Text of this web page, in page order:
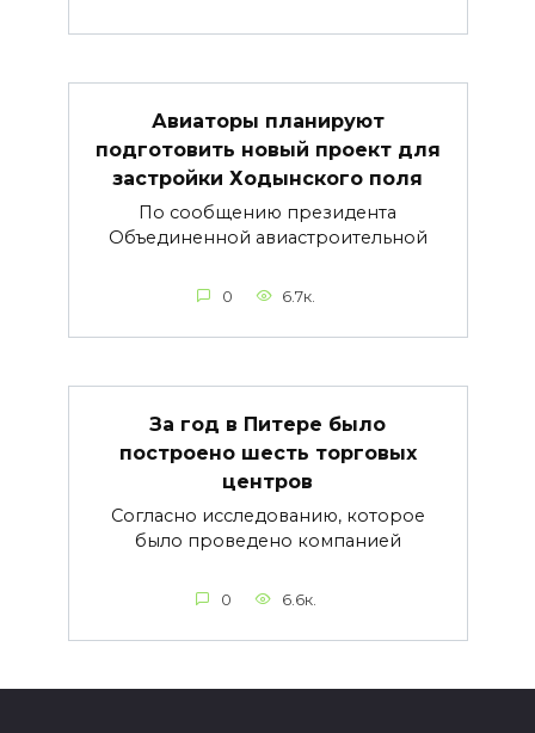
Авиаторы планируют
подготовить новый проект для
застройки Ходынского поля
По сообщению президента
Объединенной авиастроительной
0 6.7к.
За год в Питере было
построено шесть торговых
центров
Согласно исследованию, которое
было проведено компанией
0 6.6к.